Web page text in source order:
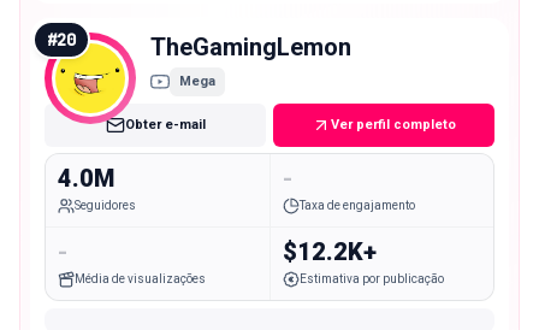
#20 TheGamingLemon
Mega
Obter e-mail Ver perfil completo
4.0M
Seguidores
-
Taxa de engajamento
-
Média de visualizações
$12.2K+
Estimativa por publicação